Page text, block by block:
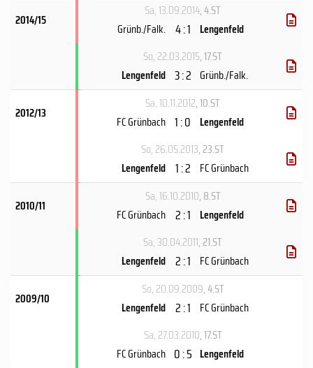
2014/15
Sa, 13.09.2014, 4.ST
Grünb./Falk. 4 : 1 Lengenfeld
So, 22.03.2015, 17.ST
Lengenfeld 3 : 2 Grünb./Falk.
2012/13
Sa, 10.11.2012, 10.ST
FC Grünbach 1 : 0 Lengenfeld
So, 26.05.2013, 23.ST
Lengenfeld 1 : 2 FC Grünbach
2010/11
Sa, 16.10.2010, 8.ST
FC Grünbach 2 : 1 Lengenfeld
Sa, 30.04.2011, 21.ST
Lengenfeld 2 : 1 FC Grünbach
2009/10
So, 20.09.2009, 4.ST
Lengenfeld 2 : 1 FC Grünbach
Sa, 27.03.2010, 17.ST
FC Grünbach 0 : 5 Lengenfeld